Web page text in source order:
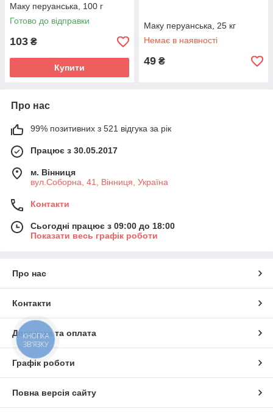
Маку перуанська, 100 г
Готово до відправки
103 ₴
Купити
Маку перуанська, 25 кг
Немає в наявності
49 ₴
Про нас
99% позитивних з 521 відгука за рік
Працює з 30.05.2017
м. Вінниця
вул.Соборна, 41, Вінниця, Україна
Контакти
Сьогодні працює з 09:00 до 18:00
Показати весь графік роботи
Про нас
Контакти
Доставка та оплата
Графік роботи
Повна версія сайту
КНОПКА
ЗВ'ЯЗКУ